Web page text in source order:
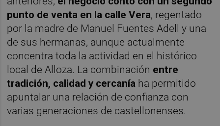
punto de venta en la calle Vera, regentado
por la madre de Manuel Fuentes Adell y una
de sus hermanas, aunque actualmente
concentra toda la actividad en el histórico
local de Alloza. La combinación entre
tradición, calidad y cercanía ha permitido
apuntalar una relación de confianza con
varias generaciones de castellonenses.